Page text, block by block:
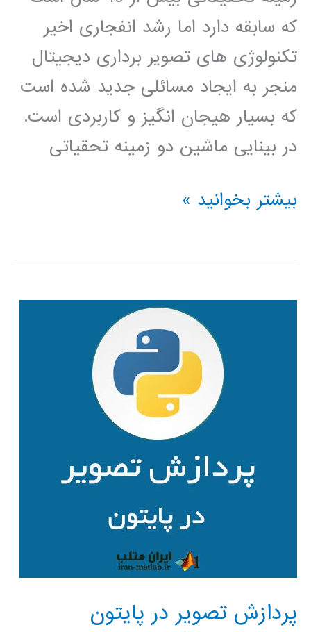
که سابقه دارد اما رشد انفجاری اخیر
تکنولوژی های تصویر برداری دیجیتال
منجر به ایجاد مسائلی جدید شده است
که بسیار هیجان انگیز و کاربردی است.
در بینایی ماشین دو زمینه تحقیاتی
بسته
جامع
بیشتر بخوانید »
پردازش تصویر در پایتون